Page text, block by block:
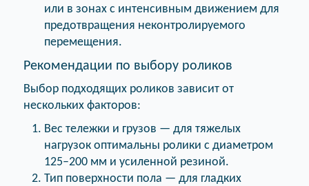
или в зонах с интенсивным движением для
предотвращения неконтролируемого
перемещения.
Рекомендации по выбору роликов
Выбор подходящих роликов зависит от
нескольких факторов:
Вес тележки и грузов — для тяжелых
нагрузок оптимальны ролики с диаметром
125–200 мм и усиленной резиной.
Тип поверхности пола — для гладких